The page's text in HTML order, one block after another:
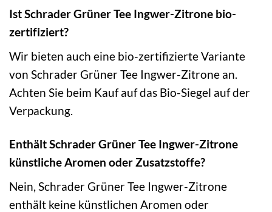
Ist Schrader Grüner Tee Ingwer-Zitrone bio-
zertifiziert?
Wir bieten auch eine bio-zertifizierte Variante
von Schrader Grüner Tee Ingwer-Zitrone an.
Achten Sie beim Kauf auf das Bio-Siegel auf der
Verpackung.
Enthält Schrader Grüner Tee Ingwer-Zitrone
künstliche Aromen oder Zusatzstoffe?
Nein, Schrader Grüner Tee Ingwer-Zitrone
enthält keine künstlichen Aromen oder